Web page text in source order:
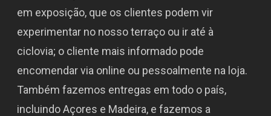
em exposição, que os clientes podem vir
experimentar no nosso terraço ou ir até à
ciclovia; o cliente mais informado pode
encomendar via online ou pessoalmente na loja.
Também fazemos entregas em todo o país,
incluindo Açores e Madeira, e fazemos a